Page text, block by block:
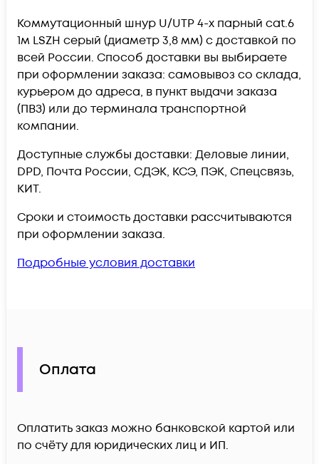
Коммутационный шнур U/UTP 4-х парный cat.6
1м LSZH серый (диаметр 3,8 мм) c доставкой по
всей России. Способ доставки вы выбираете
при оформлении заказа: самовывоз со склада,
курьером до адреса, в пункт выдачи заказа
(ПВЗ) или до терминала транспортной
компании.
Доступные службы доставки: Деловые линии,
DPD, Почта России, СДЭК, КСЭ, ПЭК, Спецсвязь,
КИТ.
Сроки и стоимость доставки рассчитываются
при оформлении заказа.
Подробные условия доставки
Оплата
Оплатить заказ можно банковской картой или
по счёту для юридических лиц и ИП.